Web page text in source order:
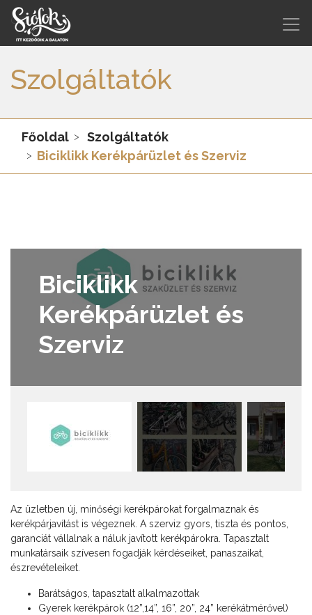
Szolgáltatók
Főoldal
Szolgáltatók
Biciklikk Kerékpárüzlet és Szerviz
Biciklikk
Kerékpárüzlet és
Szerviz
Az üzletben új, minőségi kerékpárokat forgalmaznak és
kerékpárjavítást is végeznek. A szerviz gyors, tiszta és pontos,
garanciát vállalnak a náluk javított kerékpárokra. Tapasztalt
munkatársaik szívesen fogadják kérdéseiket, panaszaikat,
észrevételeiket.
Barátságos, tapasztalt alkalmazottak
Gyerek kerékpárok (12”,14”, 16”, 20”, 24” kerékátmérővel)